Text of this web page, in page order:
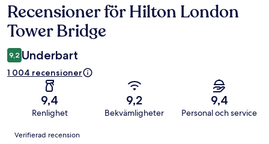
Recensioner
Recensioner för Hilton London
Tower Bridge
9,2 Underbart
1 004 recensioner
9,4
Renlighet
9,2
Bekvämligheter
9,4
Personal och service
Recensioner
Verifierad recension